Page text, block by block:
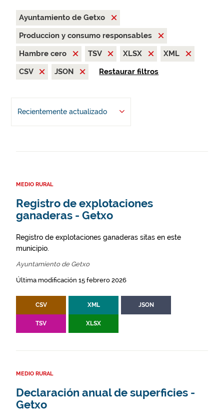
Ayuntamiento de Getxo
Produccion y consumo responsables
Hambre cero
TSV XLSX
XML
CSV
JSON Restaurar filtros
Recientemente actualizado
MEDIO RURAL
Registro de explotaciones
ganaderas - Getxo
Registro de explotaciones ganaderas sitas en este
municipio.
Ayuntamiento de Getxo
Última modificación 15 febrero 2026
CSV XML JSON
TSV XLSX
MEDIO RURAL
Declaración anual de superficies -
Getxo